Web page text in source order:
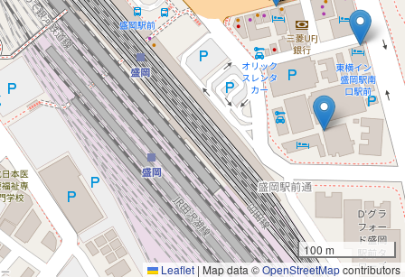
100 m
Leaflet | Map data ©OpenStreetMapcontributors